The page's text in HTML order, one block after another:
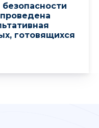
готовящихся